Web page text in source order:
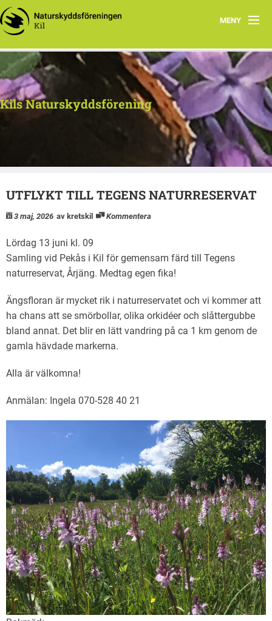
MENY
Hem
Kontakt
Aktiviteter
Dokument
Kils Naturskyddsförening
UTFLYKT TILL TEGENS NATURRESERVAT
3 maj, 2026 av kretskil Kommentera
Lördag 13 juni kl. 09
Samling vid Pekås i Kil för gemensam färd till Tegens
naturreservat, Årjäng. Medtag egen fika!
Ängsfloran är mycket rik i naturreservatet och vi kommer att
ha chans att se smörbollar, olika orkidéer och slåttergubbe
bland annat. Det blir en lätt vandring på ca 1 km genom de
gamla hävdade markerna.
Alla är välkomna!
Anmälan: Ingela 070-528 40 21